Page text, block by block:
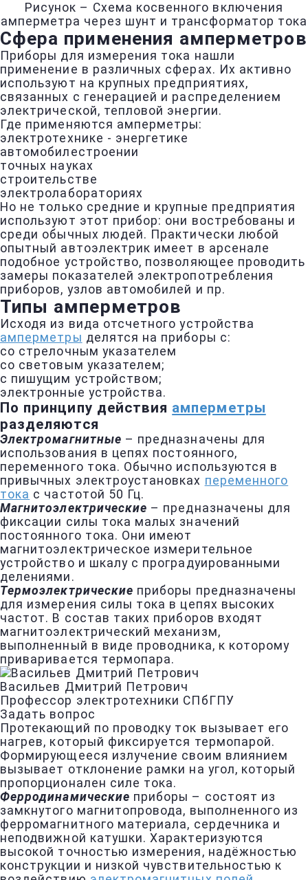
Рисунок – Схема косвенного включения
амперметра через шунт и трансформатор тока
Сфера применения амперметров
Приборы для измерения тока нашли
применение в различных сферах. Их активно
используют на крупных предприятиях,
связанных с генерацией и распределением
электрической, тепловой энергии.
Где применяются амперметры:
электротехнике - энергетике
автомобилестроении
точных науках
строительстве
электролабораториях
Но не только средние и крупные предприятия
используют этот прибор: они востребованы и
среди обычных людей. Практически любой
опытный автоэлектрик имеет в арсенале
подобное устройство, позволяющее проводить
замеры показателей электропотребления
приборов, узлов автомобилей и пр.
Типы амперметров
Исходя из вида отсчетного устройства
амперметры делятся на приборы с:
со стрелочным указателем
со световым указателем;
с пишущим устройством;
электронные устройства.
По принципу действия амперметры
разделяются
Электромагнитные – предназначены для
использования в цепях постоянного,
переменного тока. Обычно используются в
привычных электроустановках переменного
тока с частотой 50 Гц.
Магнитоэлектрические – предназначены для
фиксации силы тока малых значений
постоянного тока. Они имеют
магнитоэлектрическое измерительное
устройство и шкалу с проградуированными
делениями.
Термоэлектрические приборы предназначены
для измерения силы тока в цепях высоких
частот. В состав таких приборов входят
магнитоэлектрический механизм,
выполненный в виде проводника, к которому
приваривается термопара.
Васильев Дмитрий Петрович
Профессор электротехники СПбГПУ
Задать вопрос
Протекающий по проводку ток вызывает его
нагрев, который фиксируется термопарой.
Формирующееся излучение своим влиянием
вызывает отклонение рамки на угол, который
пропорционален силе тока.
Ферродинамические приборы – состоят из
замкнутого магнитопровода, выполненного из
ферромагнитного материала, сердечника и
неподвижной катушки. Характеризуются
высокой точностью измерения, надёжностью
конструкции и низкой чувствительностью к